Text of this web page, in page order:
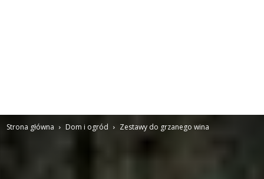
Strona główna Dom i ogród Zestawy do grzanego wina